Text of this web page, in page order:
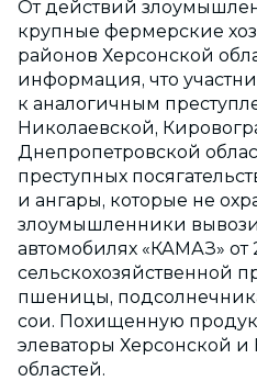
От действий
крупные фермерские
районов Херсонской
информация, что
к аналогичным
Николаевской,
Днепропетровской
преступных
и ангары, которые не
злоумышленники
автомобилях «КАМАЗ» от
сельскохозяйственной
пшеницы,
сои. Похищенную
элеваторы Херсонской и
областей.